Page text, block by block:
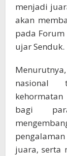
menjadi
akan
pada Forum
ujar Senduk.
nasional
bagi
juara, serta